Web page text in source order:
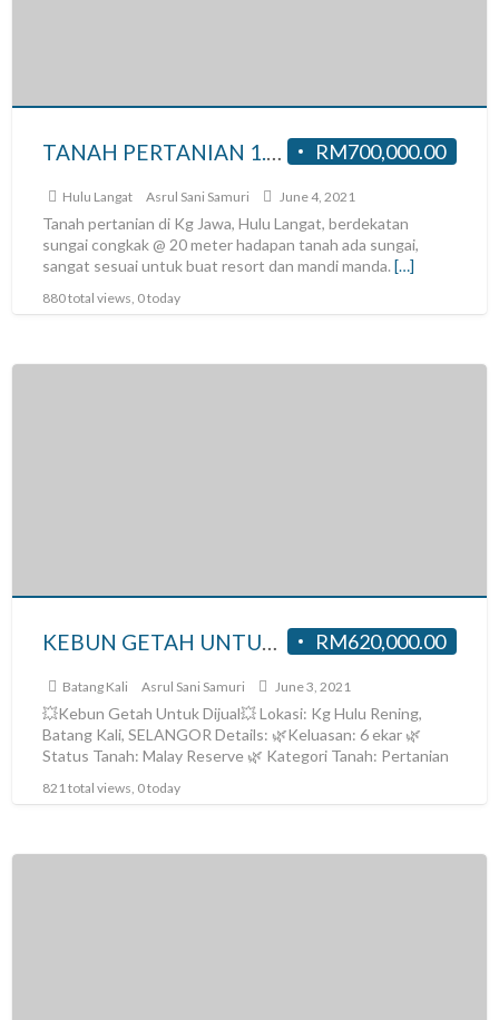
RM700,000.00
TANAH PERTANIAN 1.25 EKAR BERHAMPIRAN SUNGAI DI HULU LANGAT, BATU 19 UNTUK DIJUAL
Hulu Langat Asrul Sani Samuri June 4, 2021
Tanah pertanian di Kg Jawa, Hulu Langat, berdekatan
sungai congkak @ 20 meter hadapan tanah ada sungai,
sangat sesuai untuk buat resort dan mandi manda. […]
880 total views, 0 today
RM620,000.00
KEBUN GETAH UNTUK DI JUAL DI HULU RENING, BATANGKALI SELANGOR
Batang Kali Asrul Sani Samuri June 3, 2021
💥Kebun Getah Untuk Dijual💥 Lokasi: Kg Hulu Rening,
Batang Kali, SELANGOR Details: 🌿Keluasan: 6 ekar 🌿
Status Tanah: Malay Reserve 🌿 Kategori Tanah: Pertanian
821 total views, 0 today